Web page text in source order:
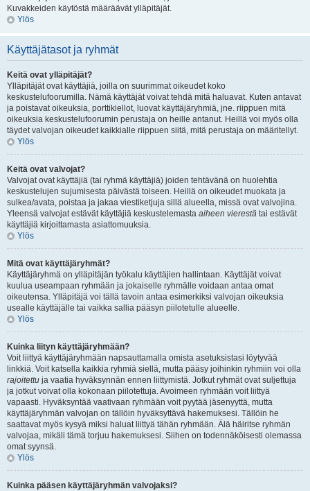
Kuvakkeiden käytöstä määräävät ylläpitäjät.
Ylös
Käyttäjätasot ja ryhmät
Keitä ovat ylläpitäjät?
Ylläpitäjät ovat käyttäjiä, joilla on suurimmat oikeudet koko
keskustelufoorumilla. Nämä käyttäjät voivat tehdä mitä haluavat. Kuten antavat
ja poistavat oikeuksia, porttikiellot, luovat käyttäjäryhmiä, jne. riippuen mitä
oikeuksia keskustelufoorumin perustaja on heille antanut. Heillä voi myös olla
täydet valvojan oikeudet kaikkialle riippuen siitä, mitä perustaja on määritellyt.
Ylös
Keitä ovat valvojat?
Valvojat ovat käyttäjiä (tai ryhmä käyttäjiä) joiden tehtävänä on huolehtia
keskustelujen sujumisesta päivästä toiseen. Heillä on oikeudet muokata ja
sulkea/avata, poistaa ja jakaa viestiketjuja sillä alueella, missä ovat valvojina.
Yleensä valvojat estävät käyttäjiä keskustelemasta aiheen vierestä tai estävät
käyttäjiä kirjoittamasta asiattomuuksia.
Ylös
Mitä ovat käyttäjäryhmät?
Käyttäjäryhmä on ylläpitäjän työkalu käyttäjien hallintaan. Käyttäjät voivat
kuulua useampaan ryhmään ja jokaiselle ryhmälle voidaan antaa omat
oikeutensa. Ylläpitäjä voi tällä tavoin antaa esimerkiksi valvojan oikeuksia
usealle käyttäjälle tai vaikka sallia pääsyn piilotetulle alueelle.
Ylös
Kuinka liityn käyttäjäryhmään?
Voit liittyä käyttäjäryhmään napsauttamalla omista asetuksistasi löytyvää
linkkiä. Voit katsella kaikkia ryhmiä siellä, mutta pääsy joihinkin ryhmiin voi olla
rajoitettu ja vaatia hyväksynnän ennen liittymistä. Jotkut ryhmät ovat suljettuja
ja jotkut voivat olla kokonaan piilotettuja. Avoimeen ryhmään voit liittyä
vapaasti. Hyväksyntää vaativaan ryhmään voit pyytää jäsenyyttä, mutta
käyttäjäryhmän valvojan on tällöin hyväksyttävä hakemuksesi. Tällöin he
saattavat myös kysyä miksi haluat liittyä tähän ryhmään. Älä häiritse ryhmän
valvojaa, mikäli tämä torjuu hakemuksesi. Siihen on todennäköisesti olemassa
omat syynsä.
Ylös
Kuinka pääsen käyttäjäryhmän valvojaksi?